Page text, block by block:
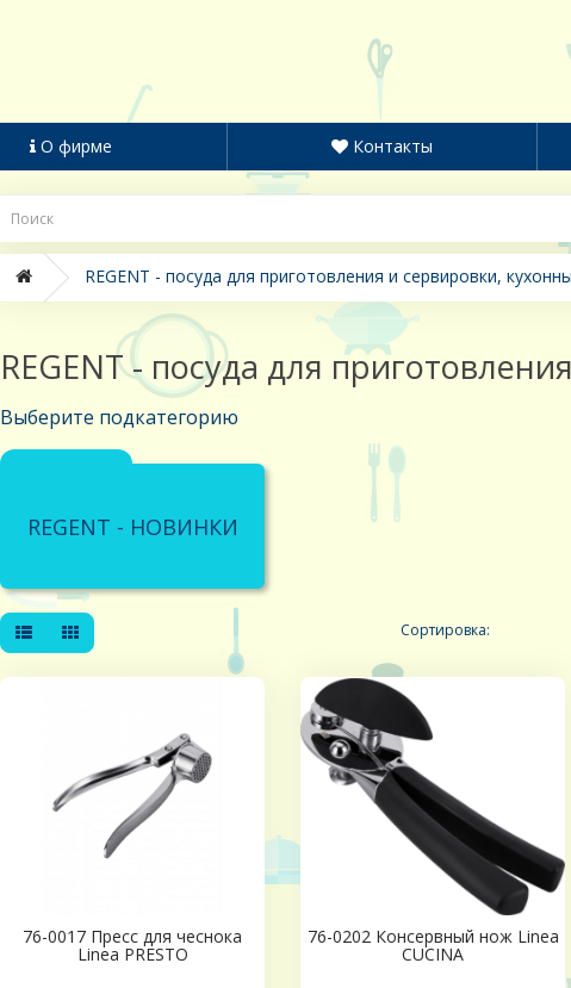
О фирме Контакты
REGENT - посуда для приготовления и сервировки,
REGENT - посуда для
Выберите подкатегорию
REGENT - НОВИНКИ
Сортировка:
76-0017 Пресс для чеснока
Linea PRESTO
76-0202 Консервный нож Linea
CUCINA